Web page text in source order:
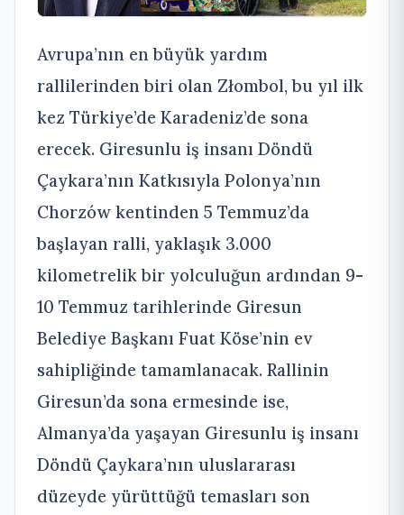
Avrupa’nın en büyük yardım
rallilerinden biri olan Złombol, bu yıl ilk
kez Türkiye’de Karadeniz’de sona
erecek. Giresunlu iş insanı Döndü
Çaykara’nın Katkısıyla Polonya’nın
Chorzów kentinden 5 Temmuz’da
başlayan ralli, yaklaşık 3.000
kilometrelik bir yolculuğun ardından 9-
10 Temmuz tarihlerinde Giresun
Belediye Başkanı Fuat Köse’nin ev
sahipliğinde tamamlanacak. Rallinin
Giresun’da sona ermesinde ise,
Almanya’da yaşayan Giresunlu iş insanı
Döndü Çaykara’nın uluslararası
düzeyde yürüttüğü temasları son